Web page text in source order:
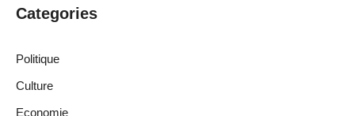
Categories
Politique
Culture
Economie